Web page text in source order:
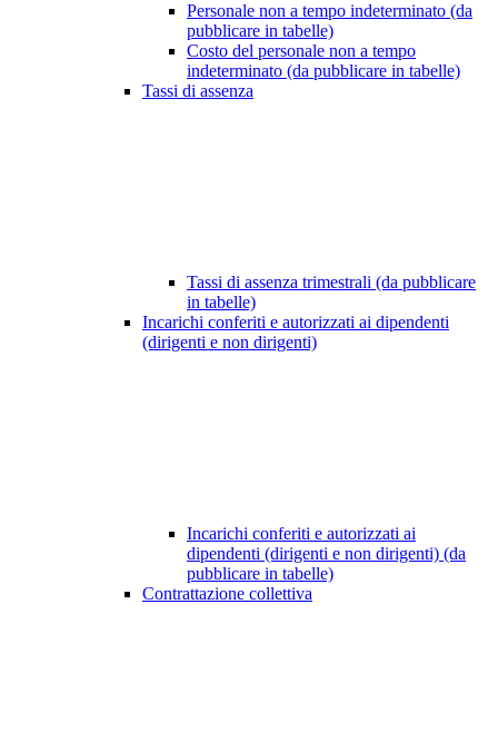
Personale non a tempo indeterminato (da
pubblicare in tabelle)
Costo del personale non a tempo
indeterminato (da pubblicare in tabelle)
Tassi di assenza
Tassi di assenza trimestrali (da pubblicare
in tabelle)
Incarichi conferiti e autorizzati ai dipendenti
(dirigenti e non dirigenti)
Incarichi conferiti e autorizzati ai
dipendenti (dirigenti e non dirigenti) (da
pubblicare in tabelle)
Contrattazione collettiva